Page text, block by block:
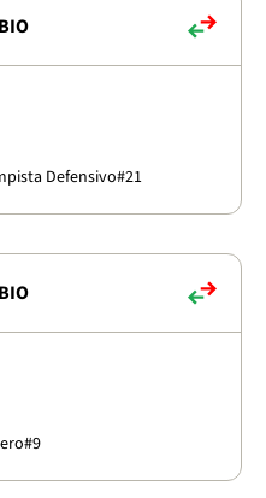
Defensivo#21
#9